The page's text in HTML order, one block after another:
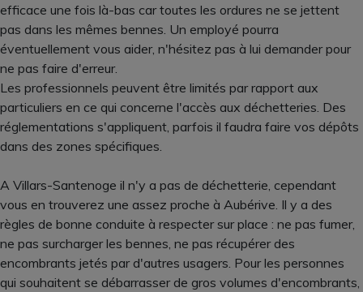
efficace une fois là-bas car toutes les ordures ne se jettent
pas dans les mêmes bennes. Un employé pourra
éventuellement vous aider, n'hésitez pas à lui demander pour
ne pas faire d'erreur.
Les professionnels peuvent être limités par rapport aux
particuliers en ce qui concerne l'accès aux déchetteries. Des
réglementations s'appliquent, parfois il faudra faire vos dépôts
dans des zones spécifiques.
A Villars-Santenoge il n'y a pas de déchetterie, cependant
vous en trouverez une assez proche à Aubérive. Il y a des
règles de bonne conduite à respecter sur place : ne pas fumer,
ne pas surcharger les bennes, ne pas récupérer des
encombrants jetés par d'autres usagers. Pour les personnes
qui souhaitent se débarrasser de gros volumes d'encombrants,